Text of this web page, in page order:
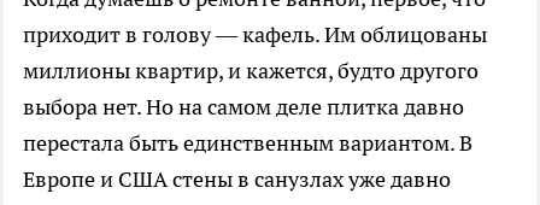
приходит в голову — кафель. Им облицованы
миллионы квартир, и кажется, будто другого
выбора нет. Но на самом деле плитка давно
перестала быть единственным вариантом. В
Европе и США стены в санузлах уже давно